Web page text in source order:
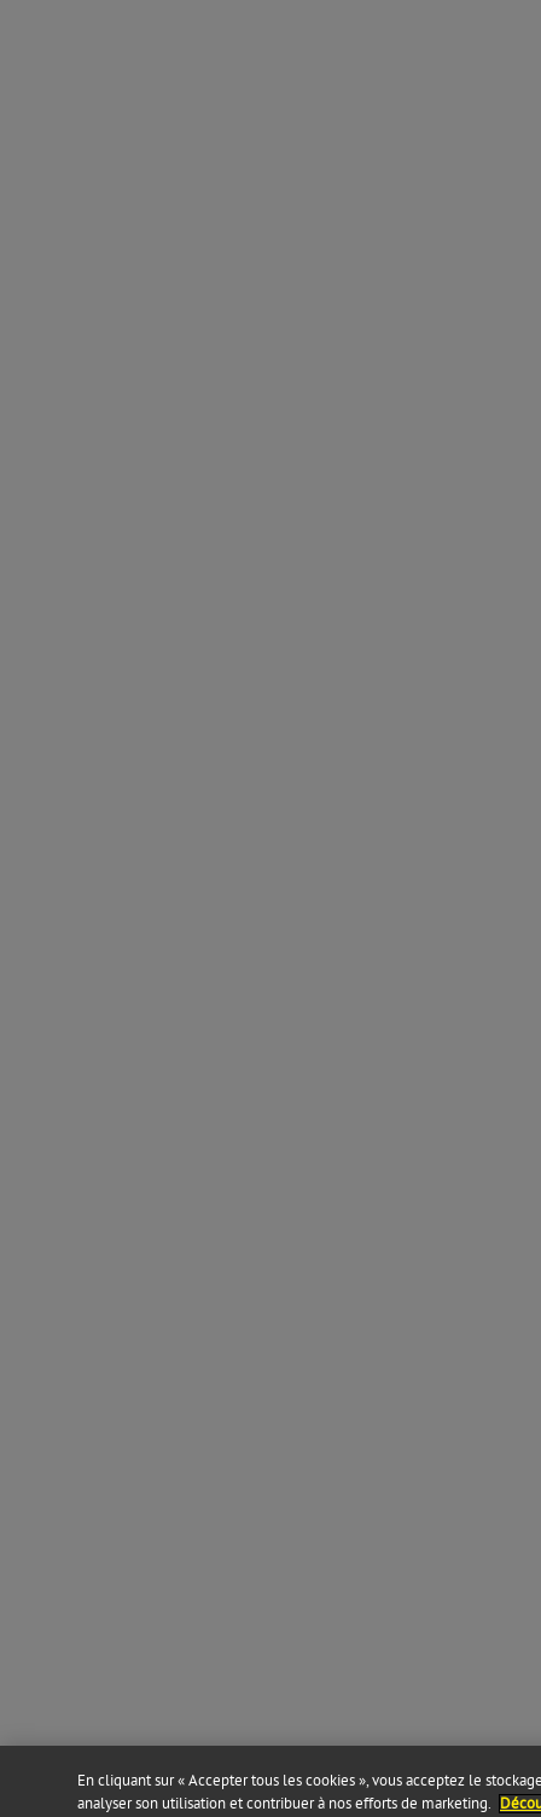
En cliquant sur « Accepter tous les cookies », vous acceptez le
analyser son utilisation et contribuer à nos efforts de marketing.